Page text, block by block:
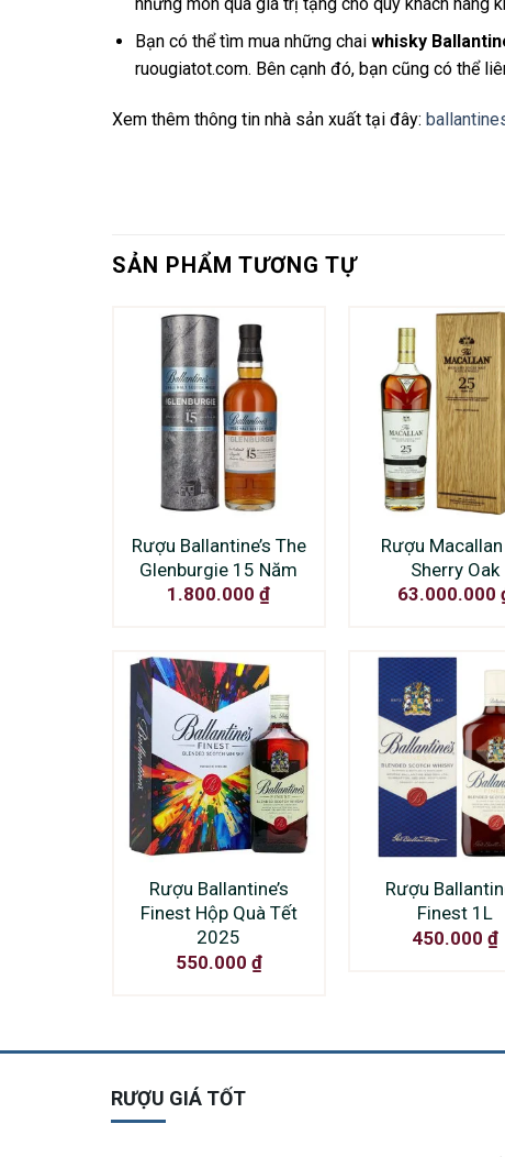
Bạn có thể tìm mua những chai whisky
ruougiatot.com. Bên cạnh đó, bạn cũng có thể
Xem thêm thông tin nhà sản xuất tại đây:
SẢN PHẨM TƯƠNG TỰ
Rượu Ballantine’s The
Glenburgie 15 Năm
1.800.000₫
Rượu
Sherry Oak
63.000.000
Rượu Ballantine’s
Finest Hộp Quà Tết
2025
550.000 ₫
Rượu
Finest 1L
450.000 ₫
RƯỢU GIÁ TỐT